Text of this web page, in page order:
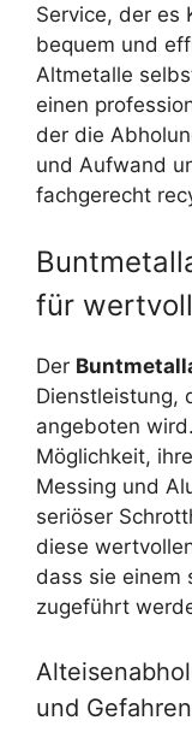
Service, der es
bequem und
Altmetalle
einen
der die
und Aufwand
fachgerecht
für
Der
Dienstleistung,
angeboten
Möglichkeit,
Messing und
seriöser
diese
dass sie einem
zugeführt
und